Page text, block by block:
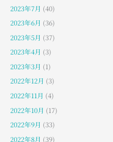
2023年7月 (40)
2023年6月 (36)
2023年5月 (37)
2023年4月 (3)
2023年3月 (1)
2022年12月 (3)
2022年11月 (4)
2022年10月 (17)
2022年9月 (33)
2022年8月 (39)